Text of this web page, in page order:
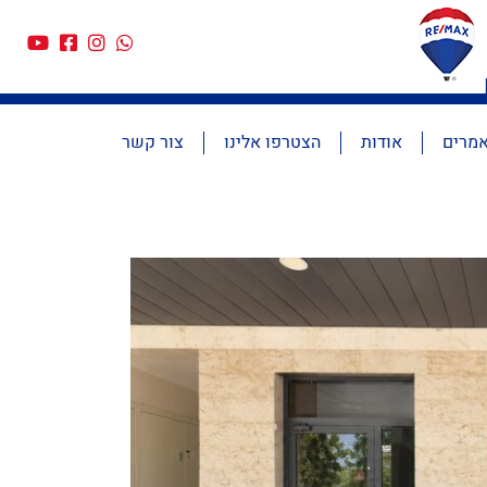
אודות הצטרפו אלינו צור קשר